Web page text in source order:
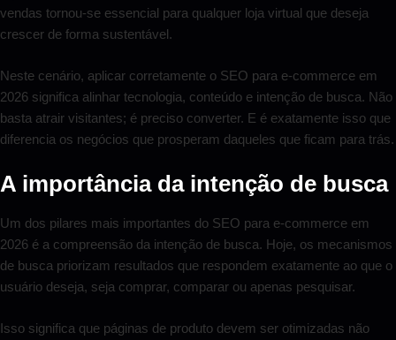
vendas tornou-se essencial para qualquer loja virtual que deseja
crescer de forma sustentável.
Neste cenário, aplicar corretamente o SEO para e-commerce em
2026 significa alinhar tecnologia, conteúdo e intenção de busca. Não
basta atrair visitantes; é preciso converter. E é exatamente isso que
diferencia os negócios que prosperam daqueles que ficam para trás.
A importância da intenção de busca
Um dos pilares mais importantes do SEO para e-commerce em
2026 é a compreensão da intenção de busca. Hoje, os mecanismos
de busca priorizam resultados que respondem exatamente ao que o
usuário deseja, seja comprar, comparar ou apenas pesquisar.
Isso significa que páginas de produto devem ser otimizadas não